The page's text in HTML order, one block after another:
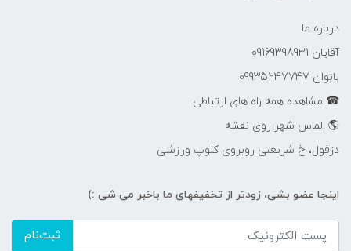
درباره ما
آقایان 09169398931
بانوان 09935247747
☎ مشاهده همه راه های ارتباطی
🌎 الماس شهر روی نقشه
دزفول، خ شریعتی روبروی کلوپ ورزشی
اینجا عضو بشی، زودتر از تخفیفهای ما باخبر می شی :)
ثبت‌نام